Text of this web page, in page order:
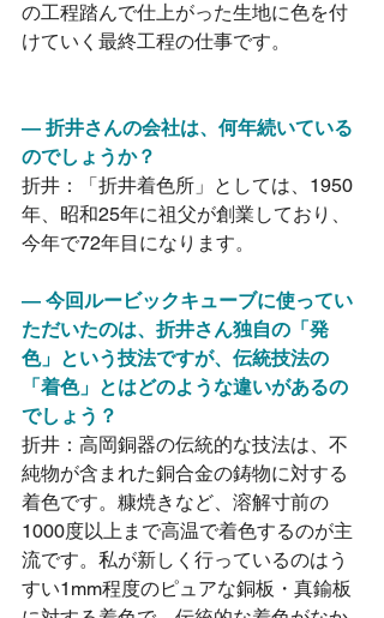
の工程踏んで仕上がった生地に色を付
けていく最終工程の仕事です。
― 折井さんの会社は、何年続いている
のでしょうか？
折井：「折井着色所」としては、1950
年、昭和25年に祖父が創業しており、
今年で72年目になります。
― 今回ルービックキューブに使ってい
ただいたのは、折井さん独自の「発
色」という技法ですが、伝統技法の
「着色」とはどのような違いがあるの
でしょう？
折井：高岡銅器の伝統的な技法は、不
純物が含まれた銅合金の鋳物に対する
着色です。糠焼きなど、溶解寸前の
1000度以上まで高温で着色するのが主
流です。私が新しく行っているのはう
すい1mm程度のピュアな銅板・真鍮板